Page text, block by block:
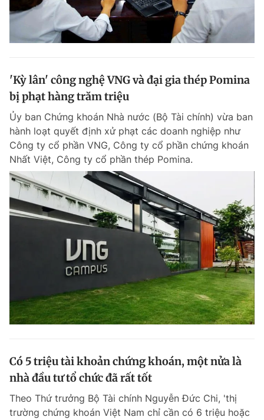
'Kỳ lân' công nghệ VNG và đại gia thép Pomina
bị phạt hàng trăm triệu
Ủy ban Chứng khoán Nhà nước (Bộ Tài chính) vừa ban
hành loạt quyết định xử phạt các doanh nghiệp như
Công ty cổ phần VNG, Công ty cổ phần chứng khoán
Nhất Việt, Công ty cổ phần thép Pomina.
Có 5 triệu tài khoản chứng khoán, một nửa là
nhà đầu tư tổ chức đã rất tốt
Theo Thứ trưởng Bộ Tài chính Nguyễn Đức Chi, 'thị
trường chứng khoán Việt Nam chỉ cần có 6 triệu hoặc